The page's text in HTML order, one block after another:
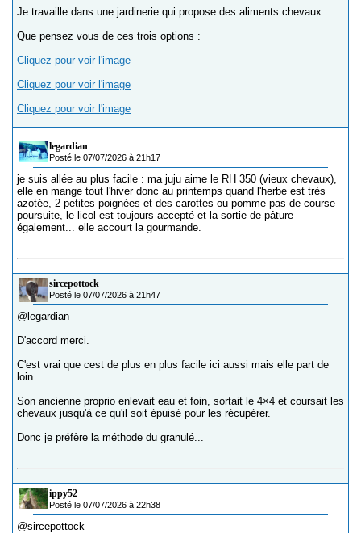
Je travaille dans une jardinerie qui propose des aliments chevaux.
Que pensez vous de ces trois options :
Cliquez pour voir l'image
Cliquez pour voir l'image
Cliquez pour voir l'image
legardian
Posté le 07/07/2026 à 21h17
je suis allée au plus facile : ma juju aime le RH 350 (vieux chevaux),
elle en mange tout l'hiver donc au printemps quand l'herbe est très
azotée, 2 petites poignées et des carottes ou pomme pas de course
poursuite, le licol est toujours accepté et la sortie de pâture
également... elle accourt la gourmande.
sircepottock
Posté le 07/07/2026 à 21h47
@legardian
D'accord merci.
C'est vrai que cest de plus en plus facile ici aussi mais elle part de
loin.
Son ancienne proprio enlevait eau et foin, sortait le 4×4 et coursait les
chevaux jusqu'à ce qu'il soit épuisé pour les récupérer.
Donc je préfère la méthode du granulé...
ippy52
Posté le 07/07/2026 à 22h38
@sircepottock